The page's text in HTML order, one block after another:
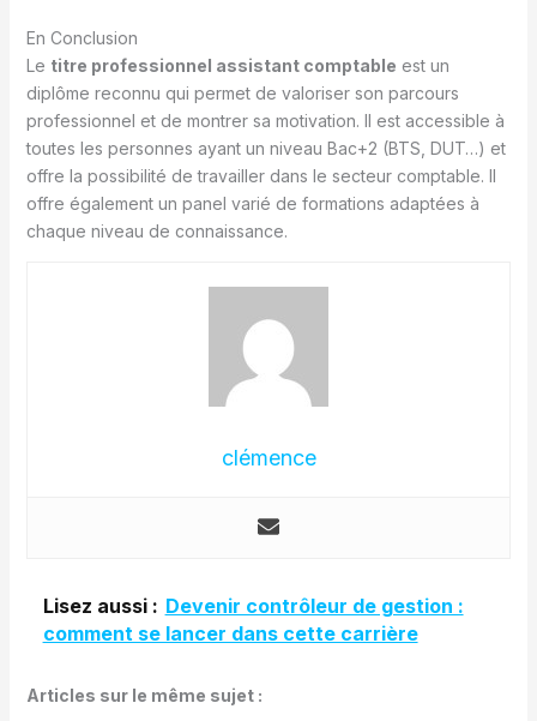
En Conclusion
Le titre professionnel assistant comptable est un
diplôme reconnu qui permet de valoriser son parcours
professionnel et de montrer sa motivation. Il est accessible à
toutes les personnes ayant un niveau Bac+2 (BTS, DUT…) et
offre la possibilité de travailler dans le secteur comptable. Il
offre également un panel varié de formations adaptées à
chaque niveau de connaissance.
clémence
Lisez aussi : Devenir contrôleur de gestion :
comment se lancer dans cette carrière
Articles sur le même sujet :